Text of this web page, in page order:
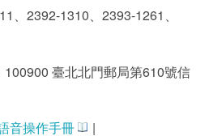
、2392-1310、2393-1261、
臺北北門郵局第610號信
音操作手冊 |